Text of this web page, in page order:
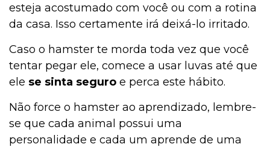
esteja acostumado com você ou com a rotina
da casa. Isso certamente irá deixá-lo irritado.
Caso o hamster te morda toda vez que você
tentar pegar ele, comece a usar luvas até que
ele se sinta seguro e perca este hábito.
Não force o hamster ao aprendizado, lembre-
se que cada animal possui uma
personalidade e cada um aprende de uma